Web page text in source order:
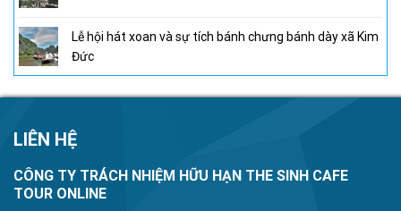
Lễ hội hát xoan và sự tích bánh chưng bánh dày xã Kim
Đức
LIÊN HỆ
CÔNG TY TRÁCH NHIỆM HỮU HẠN THE SINH CAFE
TOUR ONLINE